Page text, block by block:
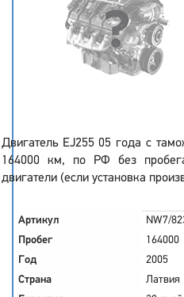
Двигатель EJ255 05 года с
164000 км, по РФ без
двигатели (если установка
Артикул
NW7/
Пробег
164000
Год
2005
Страна
Латвия